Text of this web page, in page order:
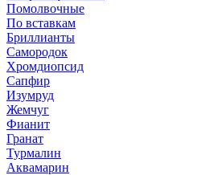
Помолвочные
По вставкам
Бриллианты
Самородок
Хромдиопсид
Сапфир
Изумруд
Жемчуг
Фианит
Гранат
Турмалин
Аквамарин